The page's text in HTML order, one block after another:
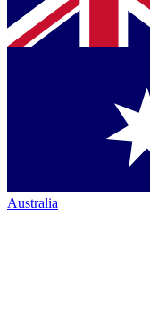
Australia